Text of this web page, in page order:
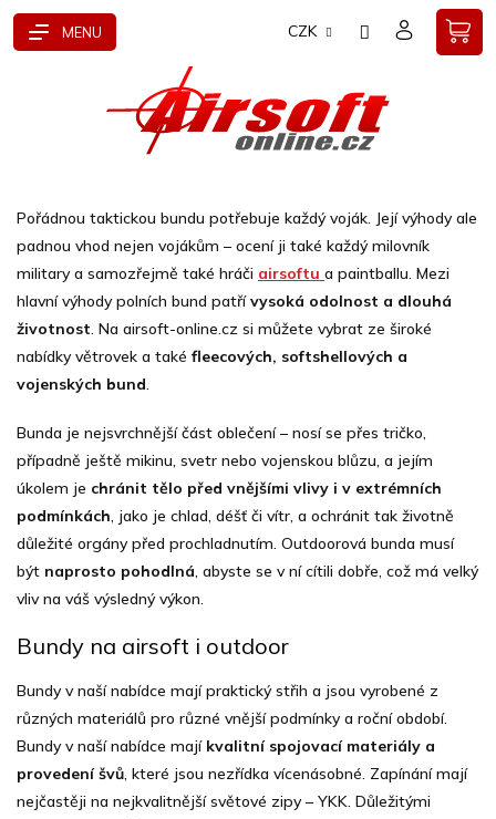
Přejít
CZK
o
s
t
r
a
n
n
í
a
n
e
Pořádnou taktickou bundu potřebuje každý voják. Její výhody ale
padnou vhod nejen vojákům – ocení ji také každý milovník
military a samozřejmě také hráči airsoftu a paintballu. Mezi
hlavní výhody polních bund patřívysoká odolnost a dlouhá
životnost. Na airsoft-online.cz si můžete vybrat ze široké
nabídky větrovek a také fleecových, softshellových a
vojenských bund.
Bunda je nejsvrchnější část oblečení – nosí se přes tričko,
případně ještě mikinu, svetr nebo vojenskou blůzu, a jejím
úkolem je chránit tělo před vnějšími vlivy i v extrémních
podmínkách, jako je chlad, déšť či vítr, a ochránit tak životně
důležité orgány před prochladnutím. Outdoorová bunda musí
být naprosto pohodlná, abyste se v ní cítili dobře, což má velký
vliv na váš výsledný výkon.
Bundy na airsoft i outdoor
Bundy v naší nabídce mají praktický střih a jsou vyrobené z
různých materiálů pro různé vnější podmínky a roční období.
Bundy v naší nabídce mají kvalitní spojovací materiály a
provedení švů , které jsou nezřídka vícenásobné. Zapínání mají
nejčastěji na nejkvalitnější světové zipy – YKK. Důležitými